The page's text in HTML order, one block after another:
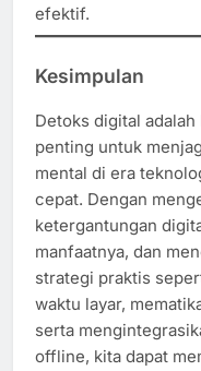
efektif.
Kesimpulan
Detoks digital adalah
penting untuk
mental di era
cepat. Dengan
ketergantungan
manfaatnya, dan
strategi praktis
waktu layar,
serta
offline, kita dapat